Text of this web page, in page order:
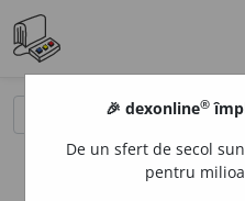
🎉 dexonline®
De un sfert de secol
pentru